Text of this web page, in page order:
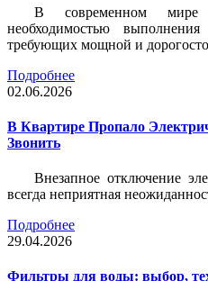
В современном мире
необходимостью
требующих мощной и
Подробнее
02.06.2026
В Квартире Пропало
Звонить
Внезапное отключение
всегда неприятная
Подробнее
29.04.2026
Фильтры для воды: выбор,